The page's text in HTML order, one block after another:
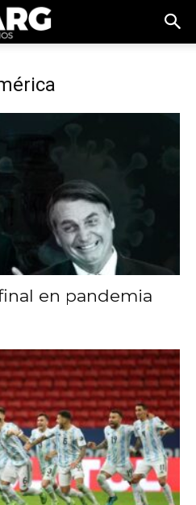
en pandemia